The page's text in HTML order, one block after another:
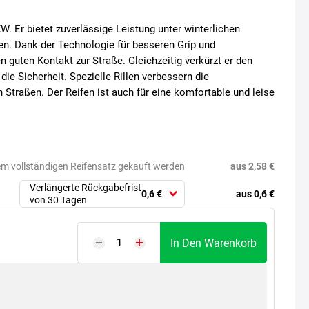
Er bietet zuverlässige Leistung unter winterlichen
Dank der Technologie für besseren Grip und
Kontakt zur Straße. Gleichzeitig verkürzt er den
Sicherheit. Spezielle Rillen verbessern die
Straßen. Der Reifen ist auch für eine komfortable und leise
vollständigen Reifensatz gekauft werden
aus 2,58 €
Verlängerte Rückgabefrist
von 30 Tagen
0,6 € aus 0,6 €
In Den Warenkorb